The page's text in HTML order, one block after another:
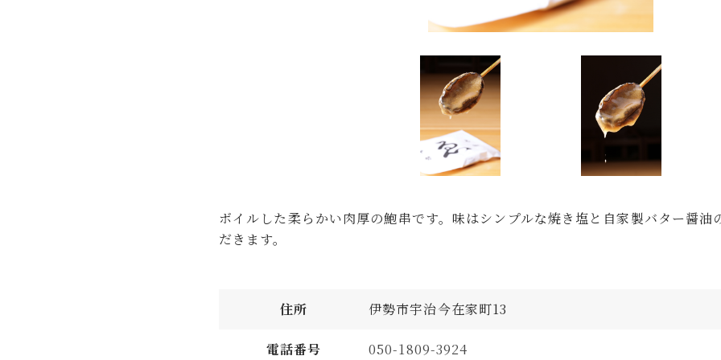
ボイルした柔らかい肉厚の鮑串です。味はシンプルな焼き塩と自家製バター醤油
だきます。
住所 伊勢市宇治今在家町13
電話番号 050-1809-3924